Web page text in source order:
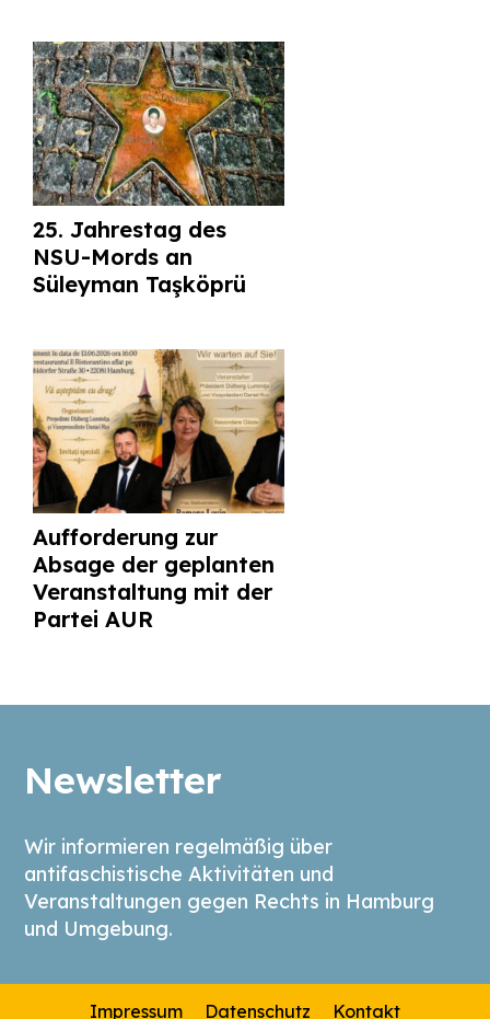
25. Jahrestag des
NSU-Mords an
Süleyman Taşköprü
Aufforderung zur
Absage der geplanten
Veranstaltung mit der
Partei AUR
Newsletter
Wir informieren regelmäßig über
antifaschistische Aktivitäten und
Veranstaltungen gegen Rechts in Hamburg
und Umgebung.
Impressum Datenschutz Kontakt